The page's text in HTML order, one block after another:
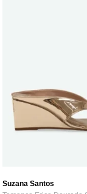
Suzana Santos